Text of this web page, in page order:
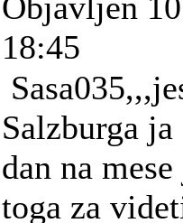
18:45
Salzburga
dan na
toga za